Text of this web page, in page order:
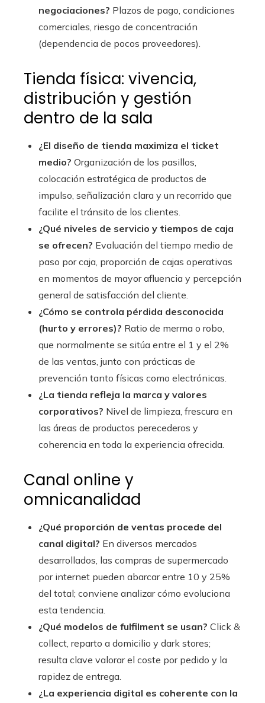
negociaciones? Plazos de pago, condiciones
comerciales, riesgo de concentración
(dependencia de pocos proveedores).
Tienda física: vivencia,
distribución y gestión
dentro de la sala
¿El diseño de tienda maximiza el ticket
medio? Organización de los pasillos,
colocación estratégica de productos de
impulso, señalización clara y un recorrido que
facilite el tránsito de los clientes.
¿Qué niveles de servicio y tiempos de caja
se ofrecen? Evaluación del tiempo medio de
paso por caja, proporción de cajas operativas
en momentos de mayor afluencia y percepción
general de satisfacción del cliente.
¿Cómo se controla pérdida desconocida
(hurto y errores)? Ratio de merma o robo,
que normalmente se sitúa entre el 1 y el 2%
de las ventas, junto con prácticas de
prevención tanto físicas como electrónicas.
¿La tienda refleja la marca y valores
corporativos? Nivel de limpieza, frescura en
las áreas de productos perecederos y
coherencia en toda la experiencia ofrecida.
Canal online y
omnicanalidad
¿Qué proporción de ventas procede del
canal digital? En diversos mercados
desarrollados, las compras de supermercado
por internet pueden abarcar entre 10 y 25%
del total; conviene analizar cómo evoluciona
esta tendencia.
¿Qué modelos de fulfilment se usan? Click &
collect, reparto a domicilio y dark stores;
resulta clave valorar el coste por pedido y la
rapidez de entrega.
¿La experiencia digital es coherente con la